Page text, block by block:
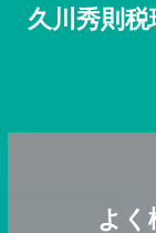
久川秀則
よく